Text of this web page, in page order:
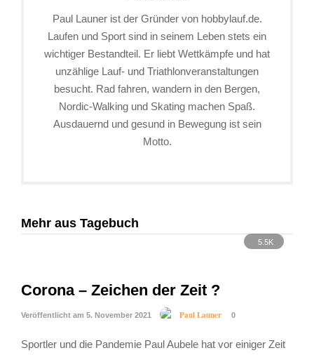
Paul Launer ist der Gründer von hobbylauf.de.
Laufen und Sport sind in seinem Leben stets ein
wichtiger Bestandteil. Er liebt Wettkämpfe und hat
unzählige Lauf- und Triathlonveranstaltungen
besucht. Rad fahren, wandern in den Bergen,
Nordic-Walking und Skating machen Spaß.
Ausdauernd und gesund in Bewegung ist sein
Motto.
Mehr aus Tagebuch
5.5K
Corona – Zeichen der Zeit ?
Veröffentlicht am 5. November 2021 Paul Launer 0
Sportler und die Pandemie Paul Aubele hat vor einiger Zeit